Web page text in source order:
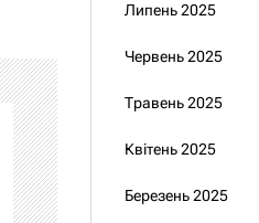
Липень 2025
Червень 2025
Травень 2025
Квітень 2025
Березень 2025